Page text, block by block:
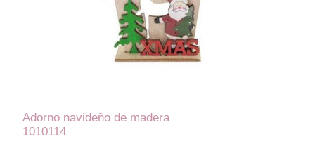
Adorno navideño de madera
1010114